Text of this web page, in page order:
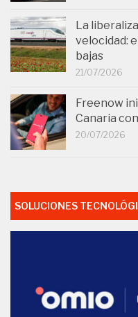
La
velocidad:
bajas
21/07/2026
Freenow
Canaria
20/07/2026
SOLUCIONES